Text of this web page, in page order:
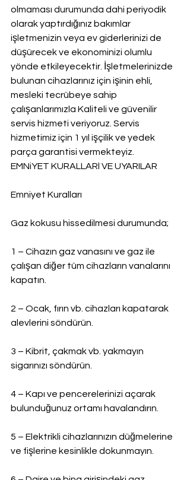
olmaması durumunda dahi periyodik
olarak yaptırdığınız bakımlar
işletmenizin veya ev giderlerinizi de
düşürecek ve ekonominizi olumlu
yönde etkileyecektir. İşletmelerinizde
bulunan cihazlarınız için işinin ehli,
mesleki tecrübeye sahip
çalışanlarımızla Kaliteli ve güvenilir
servis hizmeti veriyoruz. Servis
hizmetimiz için 1 yıl işçilik ve yedek
parça garantisi vermekteyiz.
EMNiYET KURALLARl VE UYARILAR
Emniyet Kuralları
Gaz kokusu hissedilmesi durumunda;
1 – Cihazın gaz vanasını ve gaz ile
çalışan diğer tüm cihazların vanalarını
kapatın.
2 – Ocak, fırın vb. cihazları kapatarak
alevlerini söndürün.
3 – Kibrit, çakmak vb. yakmayın
sigarınızı söndürün.
4 – Kapı ve pencerelerinizi açarak
bulunduğunuz ortamı havalandırın.
5 – Elektrikli cihazlarınızın düğmelerine
ve fişlerine kesinlikle dokunmayın.